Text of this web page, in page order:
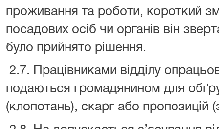
проживання та роботи, короткий
посадових осіб чи органів він
було прийнято рішення.
2.7. Працівниками відділу
подаються громадянином для
(клопотань), скарг або пропозицій